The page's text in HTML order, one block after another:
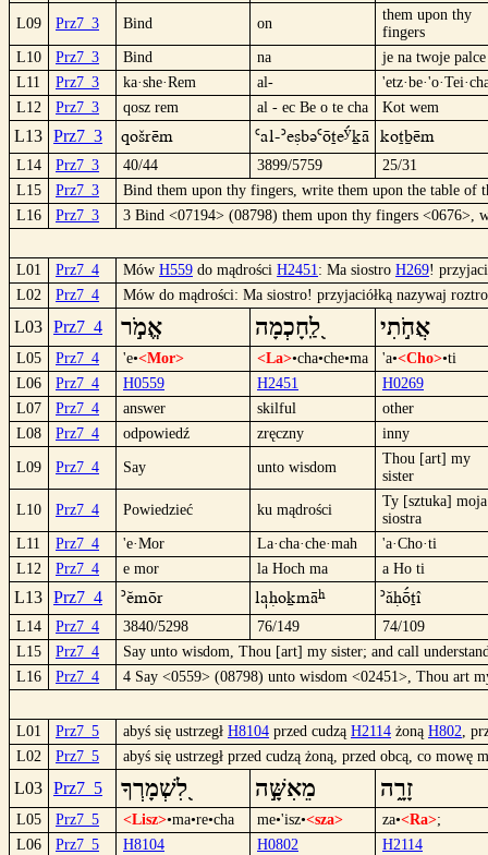
L09 Prz7_3 Bind on
them upon thy
fingers
L10
Prz7_3 Bind na
je na twoje palce
L11
Prz7_3 ka·she·Rem al-
L12
Prz7_3 qosz rem al - ec Be o te cha Kot wem
L13 Prz7_3 qošrëm `al-´ecBü`ötÊºkä Kotbëm
L14 Prz7_3 40/44 3899/5759
25/31
L15
Prz7_3
Bind them upon thy fingers, write them upon the table of
L16
Prz7_3 3 Bind <07194> (08798) them upon thy fingers <0676>,
L01 Prz7_4 Mów H559 do mądrości H2451: Ma siostro H269!
L02
Prz7_4 Mów do mądrości: Ma siostro! przyjaciółką nazywaj
L03 Prz7_4 אֱמֹ֣ר לַֽ֭חָכְמָה אֲחֹ֣תִי
L05 Prz7_4 'e•<Mor> <La>•cha•che•ma 'a•<Cho>•ti
L06
Prz7_4 H0559 H2451
H0269
L07
Prz7_4 answer skilful
other
L08
Prz7_4 odpowiedź zręczny inny
L09 Prz7_4 Say unto wisdom
Thou [art] my
sister
L10 Prz7_4 Powiedzieć ku mądrości
Ty [sztuka] moja
siostra
L11
Prz7_4 'e·Mor La·cha·che·mah
'a·Cho·ti
L12
Prz7_4 e mor la Hoch ma a Ho ti
L13 Prz7_4 ´émör la|Hokmâ ´áHöºtî
L14 Prz7_4 3840/5298 76/149
74/109
L15
Prz7_4
Say unto wisdom, Thou [art] my sister; and call
L16
Prz7_4 4 Say <0559> (08798) unto wisdom <02451>, Thou art
L01 Prz7_5 abyś się ustrzegł H8104 przed cudzą H2114 żoną H802,
L02
Prz7_5 abyś się ustrzegł przed cudzą żoną, przed obcą, co mowę
L03 Prz7_5 לִ֭שְׁמָרְךָ מֵאִשָּׁ֣ה זָרָ֑ה
L05 Prz7_5 <Lisz>•ma•re•cha me•'isz•<sza> za•<Ra>;
L06
Prz7_5 H8104 H0802
H2114